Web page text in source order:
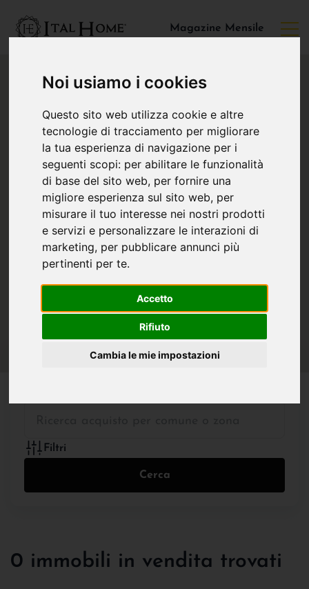
Noi usiamo i cookies
Questo sito web utilizza cookie e altre
tecnologie di tracciamento per migliorare
la tua esperienza di navigazione per i
seguenti scopi: per abilitare le funzionalità
di base del sito web, per fornire una
migliore esperienza sul sito web, per
misurare il tuo interesse nei nostri prodotti
e servizi e personalizzare le interazioni di
marketing, per pubblicare annunci più
pertinenti per te.
Accetto
Rifiuto
Cambia le mie impostazioni
Magazine Mensile
Filtri
Cerca
0 immobili in vendita trovati